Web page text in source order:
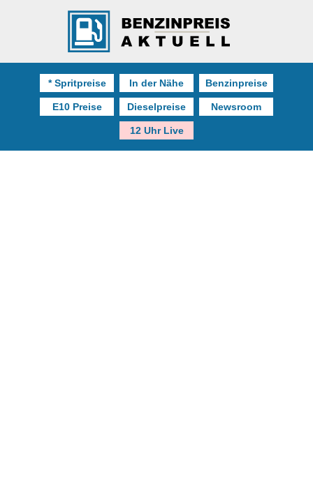
* Spritpreise In der Nähe Benzinpreise
E10 Preise Dieselpreise Newsroom
12 Uhr Live